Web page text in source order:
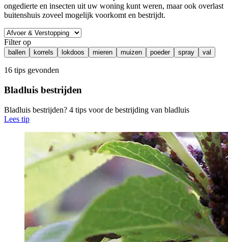
ongedierte en insecten uit uw woning kunt weren, maar ook overlast
buitenshuis zoveel mogelijk voorkomt en bestrijdt.
Filter op
ballen korrels lokdoos mieren muizen poeder spray val
16 tips gevonden
Bladluis bestrijden
Bladluis bestrijden? 4 tips voor de bestrijding van bladluis
Lees tip